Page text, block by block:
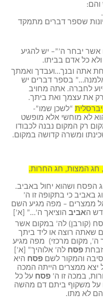
שספר דברים מתמקד
אשר יבחר ה’”– יש להגיע
כל אדם בביתו.
אתה ובנך…ועבדך ואמתך
בספר דברים יש
לחברה. אתה מחויב
את עצמך ואת ביתך.
“לשכן שמו”-
לא מוחשי אלא מופשט
רק המקום נבנה לכבודו
ומשרה קדושה במקום.
חג המצות, חג החרות.
הפסח ושהוא יחול באביב.
באביב כי בתקופה זו ה’
ממצרים – מפה מגיע השם
האביב הוציאך ה’…” [א’]
(קורבן) לה’ במקום אשר
שאתה רוצה או ליד ביתך
מקום מרכזי) מפה מגיע
פסח לה’ אלוהיך” [א’]
והמקור לשםפסח היא
יצא ממצרים הייתה המכה
במכה זו ה’פסח על כל
על משקוף ביתם דם מהשה
לא מתו.